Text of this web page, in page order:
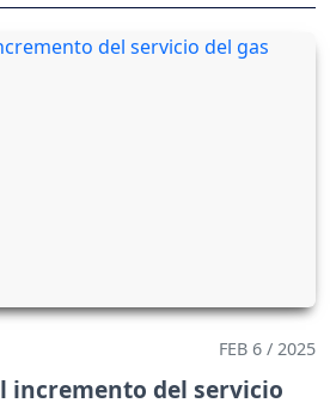
FEB 6 / 2025
incremento del servicio